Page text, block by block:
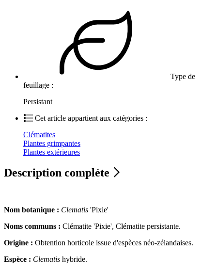
Type de
feuillage :
Persistant
Cet article appartient aux catégories :
Clématites
Plantes grimpantes
Plantes extérieures
Description compléte
Nom botanique : Clematis 'Pixie'
Noms communs : Clématite 'Pixie', Clématite persistante.
Origine : Obtention horticole issue d'espèces néo-zélandaises.
Espèce : Clematis hybride.